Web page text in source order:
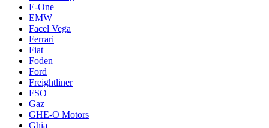
E-One
EMW
Facel Vega
Ferrari
Fiat
Foden
Ford
Freightliner
FSO
Gaz
GHE-O Motors
Ghia